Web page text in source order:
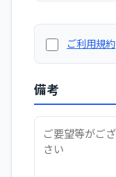
ご利用規約
備考